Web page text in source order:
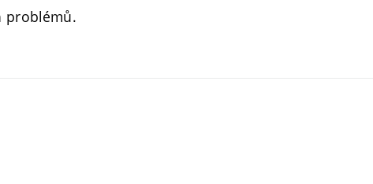
problémů.